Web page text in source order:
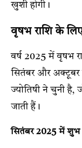
खुशी होगी।
वृषभ राशि के लिए
वर्ष 2025 में वृषभ
सितंबर और अक्टूबर
ज्योतिषी ने चुनी है,
जाती हैं।
सितंबर 2025 में शुभ